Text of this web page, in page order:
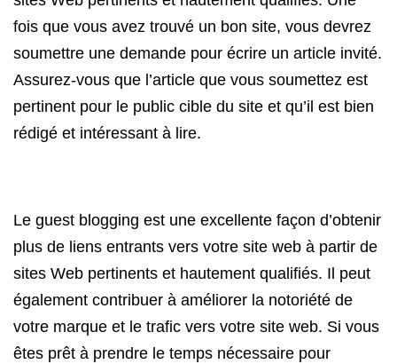
fois que vous avez trouvé un bon site, vous devrez
soumettre une demande pour écrire un article invité.
Assurez-vous que l’article que vous soumettez est
pertinent pour le public cible du site et qu’il est bien
rédigé et intéressant à lire.
Le guest blogging est une excellente façon d’obtenir
plus de liens entrants vers votre site web à partir de
sites Web pertinents et hautement qualifiés. Il peut
également contribuer à améliorer la notoriété de
votre marque et le trafic vers votre site web. Si vous
êtes prêt à prendre le temps nécessaire pour